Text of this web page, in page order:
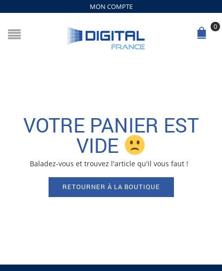
MON COMPTE
0
VOTRE PANIER EST
VIDE
Baladez-vous et trouvez l'article qu'il vous faut !
RETOURNER À LA BOUTIQUE